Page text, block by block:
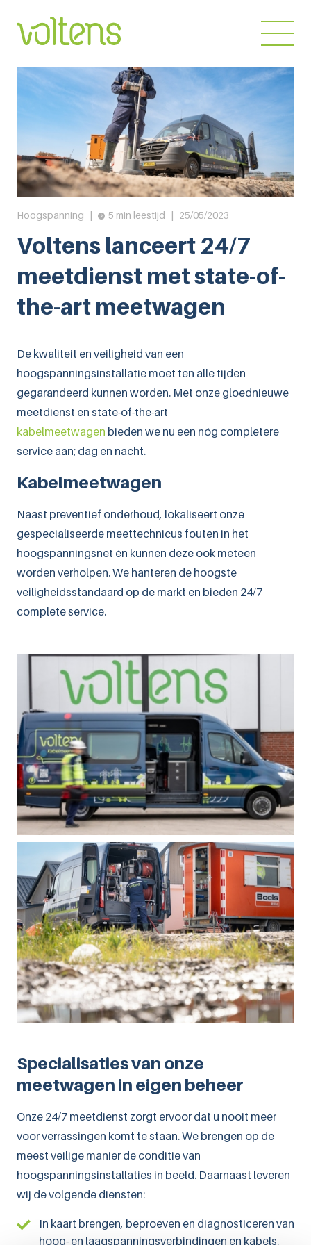
Home
Over ons
Diensten
Markten
Projecten
Werken bij
Blog
Contact
Hoogspanning 5 min leestijd 25/05/2023
Voltens lanceert 24/7
meetdienst met state-of-
the-art meetwagen
De kwaliteit en veiligheid van een
hoogspanningsinstallatie moet ten alle tijden
gegarandeerd kunnen worden. Met onze gloednieuwe
meetdienst en state-of-the-art
kabelmeetwagen bieden we nu een nóg completere
service aan; dag en nacht.
Kabelmeetwagen
Naast preventief onderhoud, lokaliseert onze
gespecialiseerde meettechnicus fouten in het
hoogspanningsnet én kunnen deze ook meteen
worden verholpen. We hanteren de hoogste
veiligheidsstandaard op de markt en bieden 24/7
complete service.
Specialisaties van onze
meetwagen in eigen beheer
Onze 24/7 meetdienst zorgt ervoor dat u nooit meer
voor verrassingen komt te staan. We brengen op de
meest veilige manier de conditie van
hoogspanningsinstallaties in beeld. Daarnaast leveren
wij de volgende diensten:
In kaart brengen, beproeven en diagnosticeren van
hoog- en laagspanningsverbindingen en kabels.